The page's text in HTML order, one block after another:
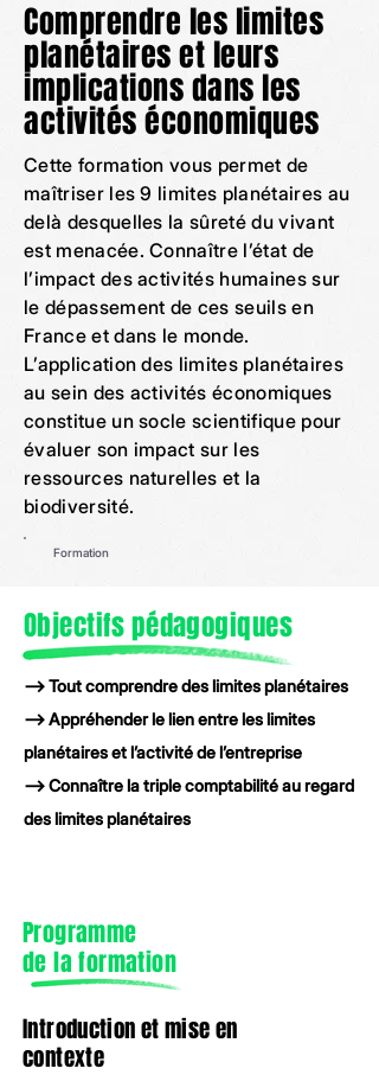
Comprendre les limites
planétaires et leurs
implications dans les
activités économiques
Cette formation vous permet de
maîtriser les 9 limites planétaires au
delà desquelles la sûreté du vivant
est menacée. Connaître l’état de
l’impact des activités humaines sur
le dépassement de ces seuils en
France et dans le monde.
L’application des limites planétaires
au sein des activités économiques
constitue un socle scientifique pour
évaluer son impact sur les
ressources naturelles et la
biodiversité.
Formation
Objectifs pédagogiques
--> Tout comprendre des limites planétaires
--> Appréhender le lien entre les limites
planétaires et l’activité de l’entreprise
--> Connaître la triple comptabilité au regard
des limites planétaires
Programme
de la formation
Introduction et mise en
contexte